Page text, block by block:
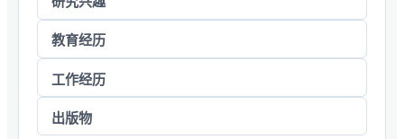
教育经历
工作经历
出版物